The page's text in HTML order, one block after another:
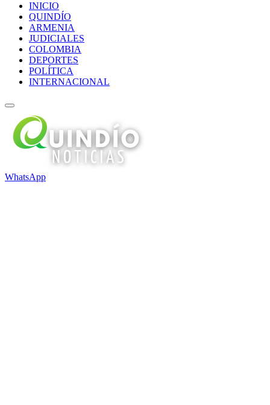
INICIO
QUINDÍO
ARMENIA
JUDICIALES
COLOMBIA
DEPORTES
POLÍTICA
INTERNACIONAL
WhatsApp